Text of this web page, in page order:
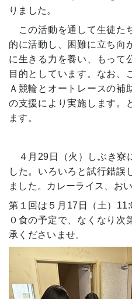
りました。
この活動を通して生徒た
的に活動し、困難に立ち向
に生きる力を養い、もって
目的としています。なお、
Ａ競輪とオートレースの補
の支援により実施します。
ます。
４月29日（火）しぶき寮
した。いろいろと試行錯誤
ました。カレーライス、お
第１回は５月17日（土）
０食の予定で、なくなり次
承くださいませ。